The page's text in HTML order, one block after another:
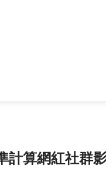
計算網紅社群